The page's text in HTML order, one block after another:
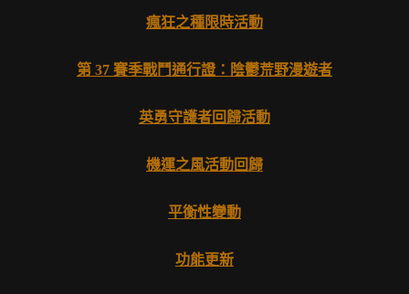
瘋狂之種限時活動
第 37 賽季戰鬥通行證：陰鬱荒野漫遊者
英勇守護者回歸活動
機運之風活動回歸
平衡性變動
功能更新